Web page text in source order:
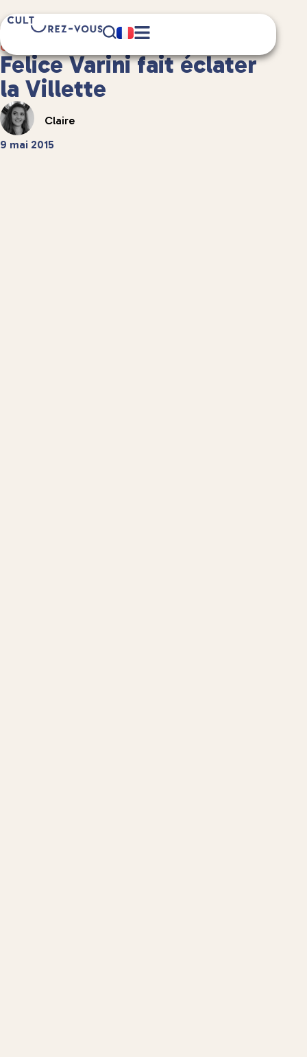
Culture
2 minute(s) de lecture
Felice Varini fait éclater
la Villette
Claire
9 mai 2015